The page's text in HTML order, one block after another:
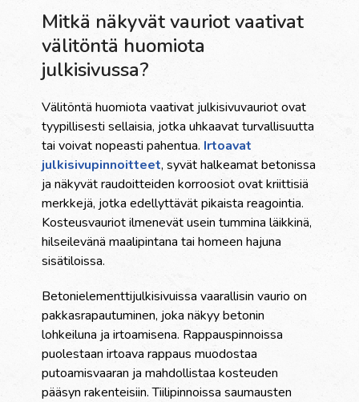
Mitkä näkyvät vauriot vaativat
välitöntä huomiota
julkisivussa?
Välitöntä huomiota vaativat julkisivuvauriot ovat
tyypillisesti sellaisia, jotka uhkaavat turvallisuutta
tai voivat nopeasti pahentua. Irtoavat
julkisivupinnoitteet, syvät halkeamat betonissa
ja näkyvät raudoitteiden korroosiot ovat kriittisiä
merkkejä, jotka edellyttävät pikaista reagointia.
Kosteusvauriot ilmenevät usein tummina läikkinä,
hilseilevänä maalipintana tai homeen hajuna
sisätiloissa.
Betonielementtijulkisivuissa vaarallisin vaurio on
pakkasrapautuminen, joka näkyy betonin
lohkeiluna ja irtoamisena. Rappauspinnoissa
puolestaan irtoava rappaus muodostaa
putoamisvaaran ja mahdollistaa kosteuden
pääsyn rakenteisiin. Tiilipinnoissa saumausten